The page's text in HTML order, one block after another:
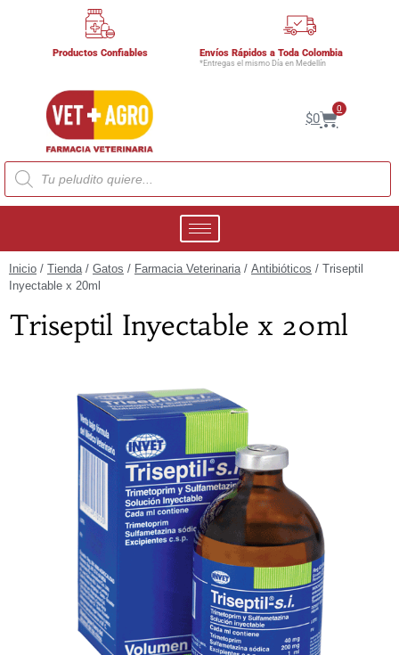
Productos Confiables Envíos Rápidos a Toda Colombia
*Entregas el mismo Día en Medellín
$0
0
Inicio / Tienda/ Gatos / Farmacia Veterinaria/ Antibióticos / Triseptil
Inyectable x 20ml
Triseptil Inyectable x 20ml